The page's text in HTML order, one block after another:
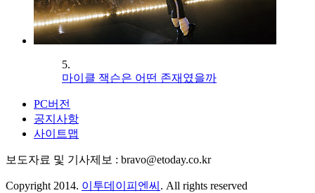
5.
마이클 잭슨은 어떤 존재였을까
PC버전
공지사항
사이트맵
보도자료 및 기사제보 : bravo@etoday.co.kr
Copyright 2014. 이투데이피엔씨 . All rights reserved